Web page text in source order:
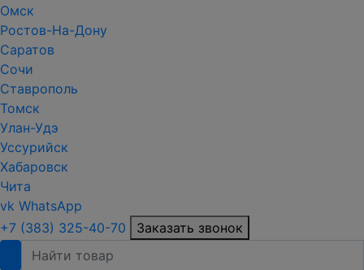
Омск
Ростов-На-Дону
Саратов
Сочи
Ставрополь
Томск
Улан-Удэ
Уссурийск
Хабаровск
Чита
vk WhatsApp
+7 (383) 325-40-70
Заказать звонок